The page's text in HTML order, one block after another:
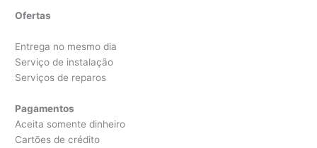
Ofertas
Entrega no mesmo dia
Serviço de instalação
Serviços de reparos
Pagamentos
Aceita somente dinheiro
Cartões de crédito